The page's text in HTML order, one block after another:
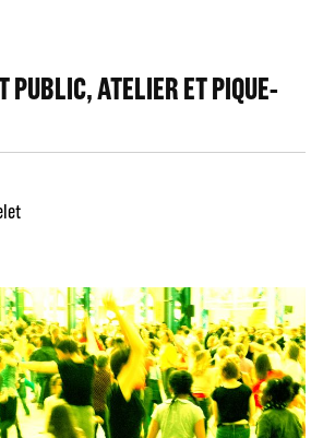
PUBLIC, ATELIER ET PIQUE-